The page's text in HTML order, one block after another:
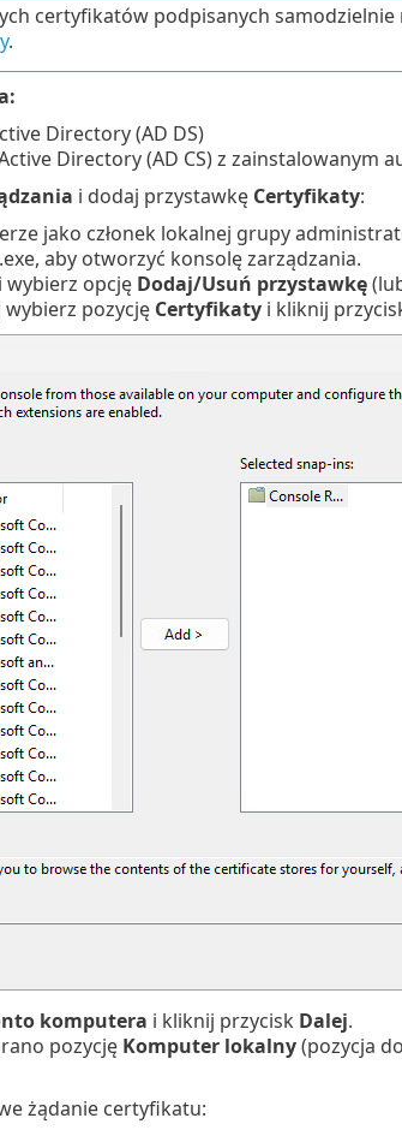
certyfikatów podpisanych samodzielnie
.
Directory (AD DS)
Directory (AD CS) z zainstalowanym
i dodaj przystawkę Certyfikaty:
jako członek lokalnej grupy
aby otworzyć konsolę zarządzania.
opcję Dodaj/Usuń przystawkę
pozycję Certyfikatyi kliknij
komputera i kliknij przycisk Dalej.
pozycję Komputer lokalny(pozycja
żądanie certyfikatu: